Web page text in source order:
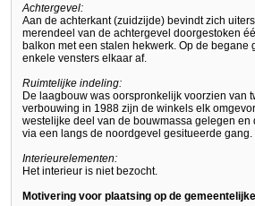
Achtergevel:
Aan de achterkant (zuidzijde) bevindt zich
merendeel van de achtergevel doorgestoken
balkon met een stalen hekwerk. Op de
enkele vensters elkaar af.
Ruimtelijke indeling:
De laagbouw was oorspronkelijk voorzien van
verbouwing in 1988 zijn de winkels elk
westelijke deel van de bouwmassa gelegen
via een langs de noordgevel gesitueerde gang.
Interieurelementen:
Het interieur is niet bezocht.
Motivering voor plaatsing op de